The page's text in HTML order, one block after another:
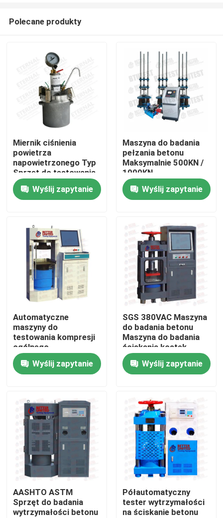
Dom
Produkty
O nas
Wycieczka po fabryce
Kontrola jakości
Poprosić o wycenę
Uniwersalna maszyna testująca
Maszyna do testowania gleby
Maszyna do testowania betonu
Polecane produkty
Miernik ciśnienia
powietrza
napowietrzonego Typ
Sprzęt do testowania
betonu
Wyślij zapytanie
Maszyna do badania
pełzania betonu
Maksymalnie 500KN /
1000KN
Wyślij zapytanie
Automatyczne
maszyny do
testowania kompresji
ogólnego
przeznaczenia Sprzęt
do testowania kostek
betonu
Wyślij zapytanie
SGS 380VAC Maszyna
do badania betonu
Maszyna do badania
ściskania kostek
Wyślij zapytanie
AASHTO ASTM
Sprzęt do badania
wytrzymałości betonu
Półautomatyczny
tester wytrzymałości
na ściskanie betonu